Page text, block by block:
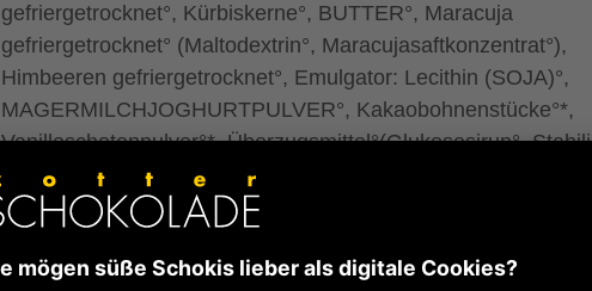
gefriergetrocknet°, Kürbiskerne°, BUTTER°, Maracuja
gefriergetrocknet° (Maltodextrin°, Maracujasaftkonzentrat°),
Himbeeren gefriergetrocknet°, Emulgator: Lecithin (SOJA)°,
MAGERMILCHJOGHURTPULVER°, Kakaobohnenstücke°*,
Vanilleschotenpulver°*, Überzugsmittel°(Glukosesirup°,
Gummi arabicum°, Sonnenblumenöl°), Steinsalz,
(Zitronensaftkonzentrat°, Maisstärke°, Zucker°), Ingwerpulver°,
Kakao (Kakaomasse und Kakaobutter):mindestens 50% in